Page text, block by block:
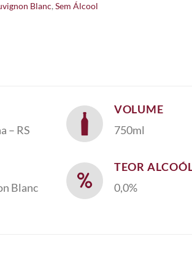
Blanc, Sem Álcool
– RS
VOLUME
750ml
Blanc
TEOR
0,0%